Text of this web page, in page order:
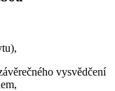
vysvědčení